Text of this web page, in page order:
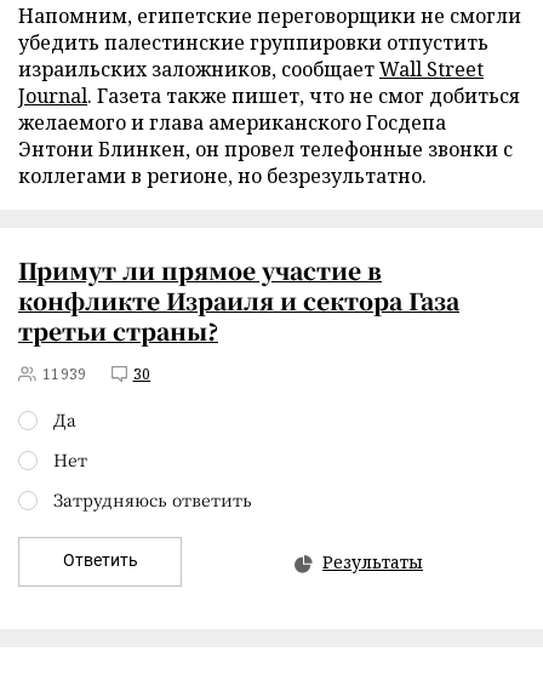
Напомним, египетские переговорщики не смогли
убедить палестинские группировки отпустить
израильских заложников, сообщаетWall Street
Journal. Газета также пишет, что не смог добиться
желаемого и глава американского Госдепа
Энтони Блинкен, он провел телефонные звонки с
коллегами в регионе, но безрезультатно.
Примут ли прямое участие в
конфликте Израиля и сектора Газа
третьи страны?
11939 30
Да
Нет
Затрудняюсь ответить
Ответить Результаты